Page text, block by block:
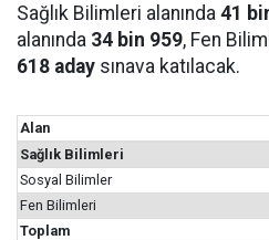
Sağlık Bilimleri alanında 41
alanında 34 bin 959, Fen
618 aday sınava katılacak.
Alan
Sağlık Bilimleri
Sosyal Bilimler
Fen Bilimleri
Toplam